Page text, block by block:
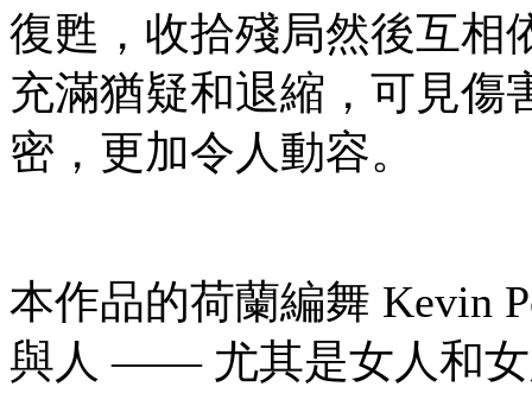
復甦，收拾殘局然後互相
充滿猶疑和退縮，可見傷
密，更加令人動容。
本作品的荷蘭編舞 Kevin
與人 —— 尤其是女人和